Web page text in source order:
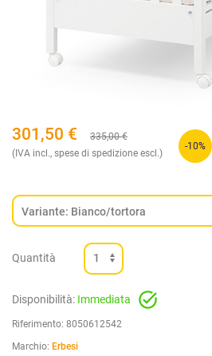
301,50 € 335,00€
(IVA incl., spese di spedizione escl.)
-10%
Quantità
Disponibilità: Immediata
Riferimento: 8050612542
Marchio: Erbesi